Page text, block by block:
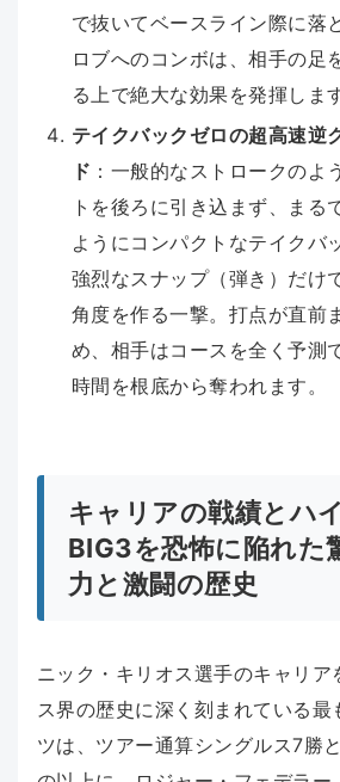
で抜いてベースライン際に落
ロブへのコンボは、相手の足
る上で絶大な効果を発揮します
テイクバックゼロの超高速逆
ド ：一般的なストロークのよ
トを後ろに引き込まず、まる
ようにコンパクトなテイクバ
強烈なスナップ（弾き）だけ
角度を作る一撃。打点が直前
め、相手はコースを全く予測
時間を根底から奪われます。
キャリアの戦績とハ
BIG3を恐怖に陥れた
力と激闘の歴史
ニック・キリオス選手のキャリア
ス界の歴史に深く刻まれている最
ツは、ツアー通算シングルス7勝